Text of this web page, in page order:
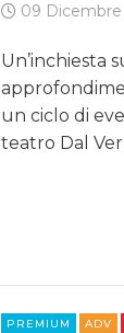
09 Dicembre
Un’inchiesta
un ciclo di
teatro Dal
PREMIUM ADV